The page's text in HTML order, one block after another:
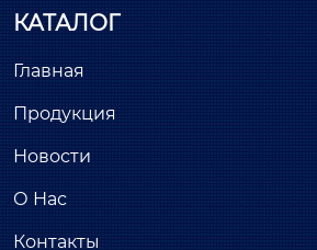
КАТАЛОГ
Главная
Продукция
Новости
О Нас
Контакты